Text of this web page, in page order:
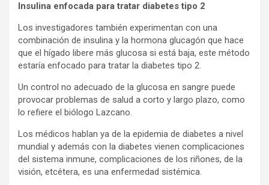
Insulina enfocada para tratar diabetes tipo 2
Los investigadores también experimentan con una
combinación de insulina y la hormona glucagón que hace
que el hígado libere más glucosa si está baja, este método
estaría enfocado para tratar la diabetes tipo 2.
Un control no adecuado de la glucosa en sangre puede
provocar problemas de salud a corto y largo plazo, como
lo refiere el biólogo Lazcano.
Los médicos hablan ya de la epidemia de diabetes a nivel
mundial y además con la diabetes vienen complicaciones
del sistema inmune, complicaciones de los riñones, de la
visión, etcétera, es una enfermedad sistémica.